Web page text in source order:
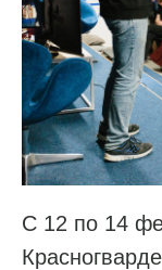
С 12 по 14